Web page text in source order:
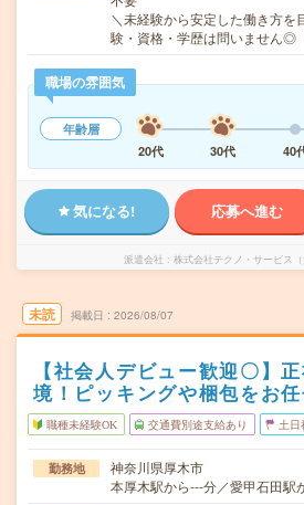
＼未経験から安定した働き方を
験・資格・学歴は問いません◎
職場の雰囲気
年齢層
20代
30代 40
気になる! 応募へ進む
派遣会社 株式会社テクノ・サービス（
未読 掲載日 2026/08/07
【社会人デビュー歓迎〇】
境！ピッキングや梱包をお任
職種未経験OK 交通費別途支給あり 土日
勤務地
神奈川県厚木市
本厚木駅から---分／愛甲石田駅